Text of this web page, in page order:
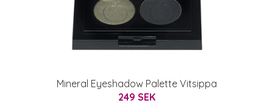
Mineral Eyeshadow Palette Vitsippa
249 SEK